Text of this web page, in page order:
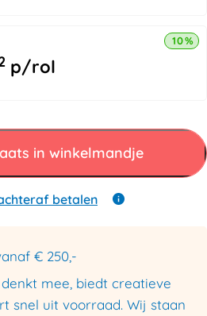
p/rol
10%
in winkelmandje
betalen
€ 250,-
mee, biedt creatieve
snel uit voorraad. Wij staan